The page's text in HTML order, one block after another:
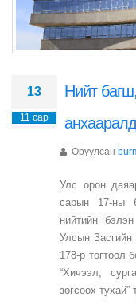
13
11 сар
Нийт
Оруулсан
Улс орон
сарын 17-ны
нийтийн
Улсын Засгийн
178-р тогтоол
“Хичээл,
зогсоох